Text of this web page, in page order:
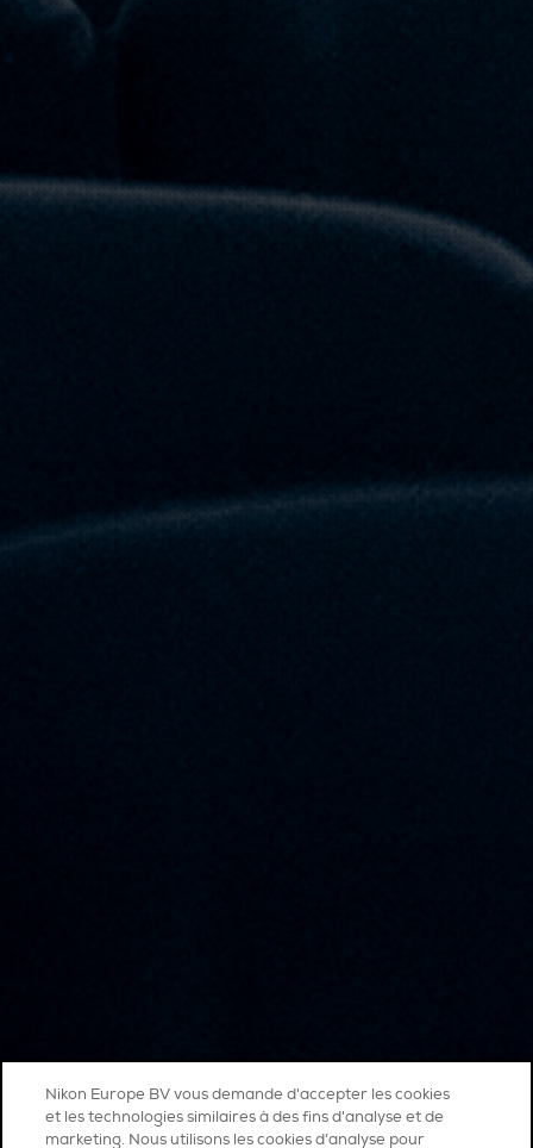
Nikon Europe BV vous demande d'accepter les cookies
et les technologies similaires à des fins d'analyse et de
marketing. Nous utilisons les cookies d’analyse pour